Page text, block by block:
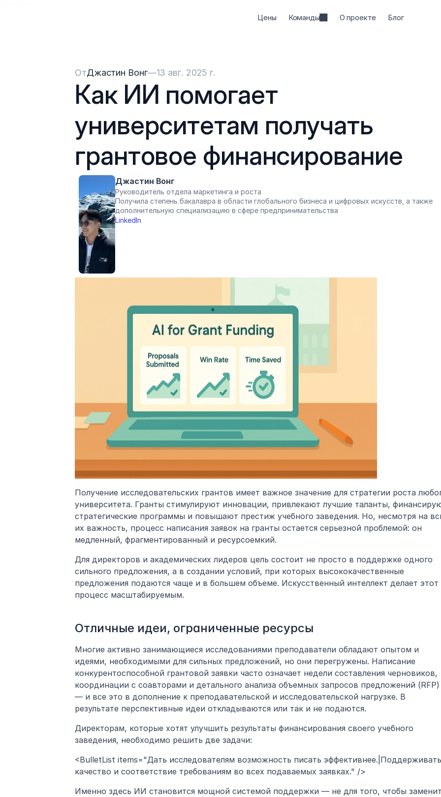
Цены Команды О проекте Блог
ОтДжастин Вонг—13 авг. 2025 г.
Как ИИ помогает
университетам получать
грантовое финансирование
Джастин Вонг
Руководитель отдела маркетинга и роста
Получила степень бакалавра в области глобального бизнеса и цифровых искусств, а также
дополнительную специализацию в сфере предпринимательства
LinkedIn
Получение исследовательских грантов имеет важное значение для стратегии роста
университета. Гранты стимулируют инновации, привлекают лучшие таланты,
стратегические программы и повышают престиж учебного заведения. Но, несмотря на
их важность, процесс написания заявок на гранты остается серьезной проблемой: он
медленный, фрагментированный и ресурсоемкий.
Для директоров и академических лидеров цель состоит не просто в поддержке одного
сильного предложения, а в создании условий, при которых высококачественные
предложения подаются чаще и в большем объеме. Искусственный интеллект делает этот
процесс масштабируемым.
Отличные идеи, ограниченные ресурсы
Многие активно занимающиеся исследованиями преподаватели обладают опытом и
идеями, необходимыми для сильных предложений, но они перегружены. Написание
конкурентоспособной грантовой заявки часто означает недели составления черновиков,
координации с соавторами и детального анализа объемных запросов предложений (RFP)
— и все это в дополнение к преподавательской и исследовательской нагрузке. В
результате перспективные идеи откладываются или так и не подаются.
Директорам, которые хотят улучшить результаты финансирования своего учебного
заведения, необходимо решить две задачи:
<BulletList items="Дать исследователям возможность писать эффективнее.|Поддерживать
качество и соответствие требованиям во всех подаваемых заявках." />
Именно здесь ИИ становится мощной системой поддержки — не для того, чтобы